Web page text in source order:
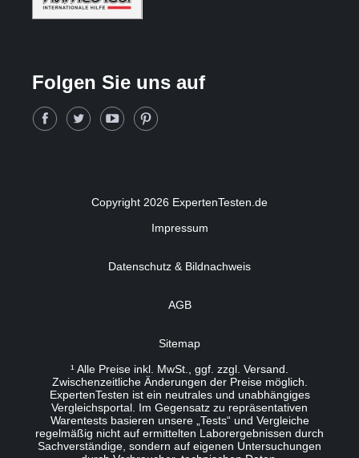
Folgen Sie uns auf
Copyright 2026 ExpertenTesten.de
Impressum
Datenschutz & Bildnachweis
AGB
Sitemap
¹ Alle Preise inkl. MwSt., ggf. zzgl. Versand.
Zwischenzeitliche Änderungen der Preise möglich.
ExpertenTesten ist ein neutrales und unabhängiges
Vergleichsportal. Im Gegensatz zu repräsentativen
Warentests basieren unsere „Tests“ und Vergleiche
regelmäßig nicht auf ermittelten Laborergebnissen durch
Sachverständige, sondern auf eigenen Untersuchungen